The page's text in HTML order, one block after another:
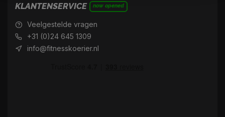
KLANTENSERVICE now opened
Veelgestelde vragen
+31 (0)24 645 1309
info@fitnesskoerier.nl